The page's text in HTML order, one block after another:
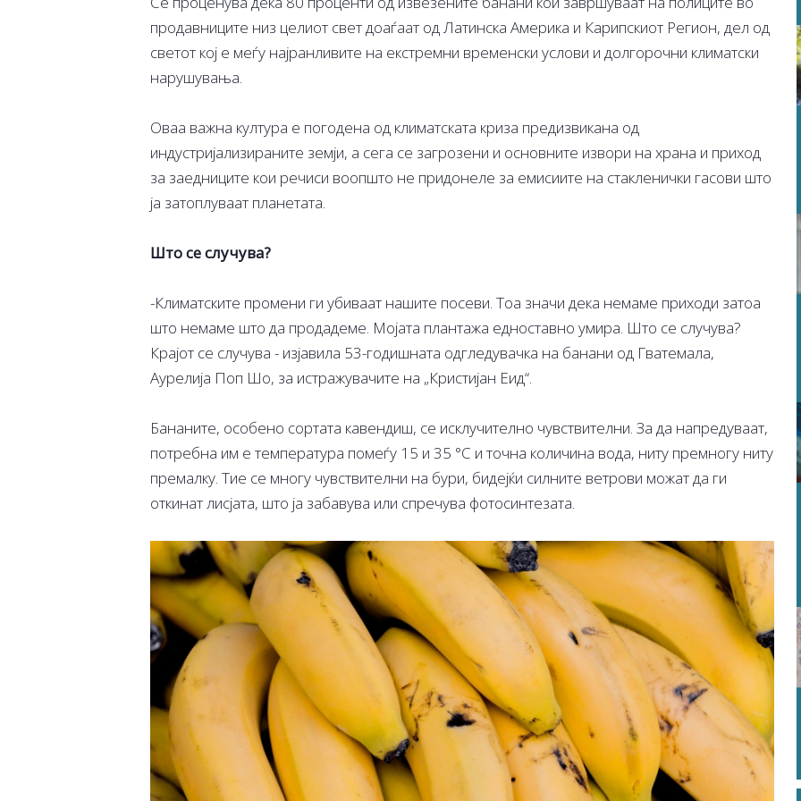
продавниците низ целиот свет доаѓаат од Латинска Америка и Карипскиот Регион, дел од
светот кој е меѓу најранливите на екстремни временски услови и долгорочни климатски
нарушувања.
Оваа важна култура е погодена од климатската криза предизвикана од
индустријализираните земји, а сега се загрозени и основните извори на храна и приход
за заедниците кои речиси воопшто не придонеле за емисиите на стакленички гасови што
ја затоплуваат планетата.
Што се случува?
-Климатските промени ги убиваат нашите посеви. Тоа значи дека немаме приходи затоа
што немаме што да продадеме. Мојата плантажа едноставно умира. Што се случува?
Крајот се случува - изјавила 53-годишната одгледувачка на банани од Гватемала,
Аурелија Поп Шо, за истражувачите на „Кристијан Еид“.
Бананите, особено сортата кавендиш, се исклучително чувствителни. За да напредуваат,
потребна им е температура помеѓу 15 и 35 °C и точна количина вода, ниту премногу ниту
премалку. Тие се многу чувствителни на бури, бидејќи силните ветрови можат да ги
откинат лисјата, што ја забавува или спречува фотосинтезата.